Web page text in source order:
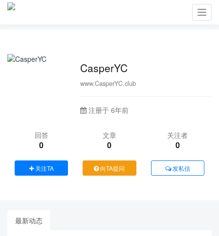
CasperYC
www.CasperYC.club
注册于 6年前
回答
0
文章
0
关注者
0
关注TA 向TA提问 发私信
最新动态